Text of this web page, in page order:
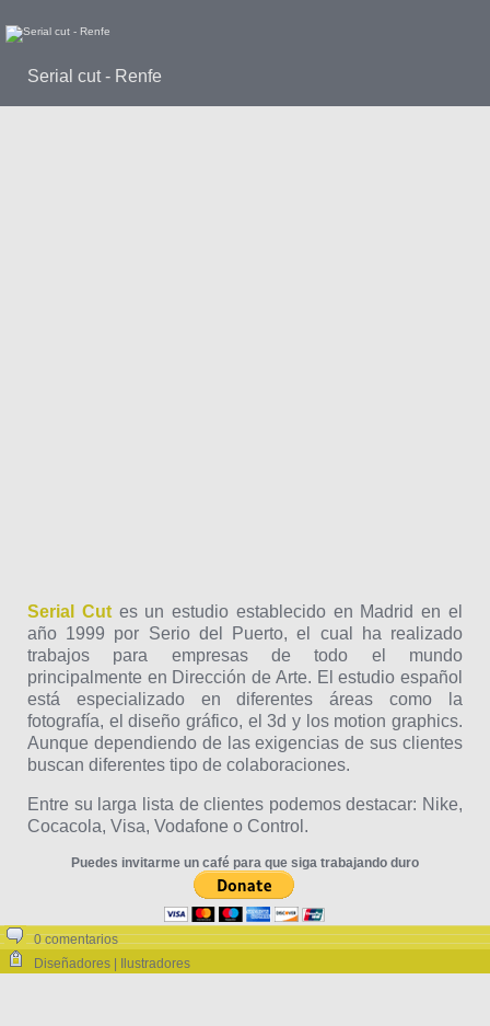
Serial cut - Renfe
Serial Cutes un estudio establecido en Madrid en el
año 1999 por Serio del Puerto, el cual ha realizado
trabajos para empresas de todo el mundo
principalmente en Dirección de Arte. El estudio español
está especializado en diferentes áreas como la
fotografía, el diseño gráfico, el 3d y los motion graphics.
Aunque dependiendo de las exigencias de sus clientes
buscan diferentes tipo de colaboraciones.
Entre su larga lista de clientes podemos destacar: Nike,
Cocacola, Visa, Vodafone o Control.
Puedes invitarme un café para que siga trabajando duro
0 comentarios
Diseñadores | Ilustradores